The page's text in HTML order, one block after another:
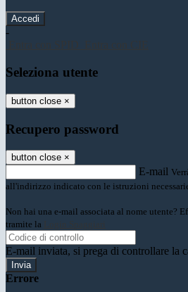
-
Seleziona utente
button close ×
Recupero password
button close ×
E-mail
all'indirizzo indicato con le istruzioni
Non hai una e-mail associata al nome utente?
tramite la
E-mail inviata, si prega di controllare la
Errore